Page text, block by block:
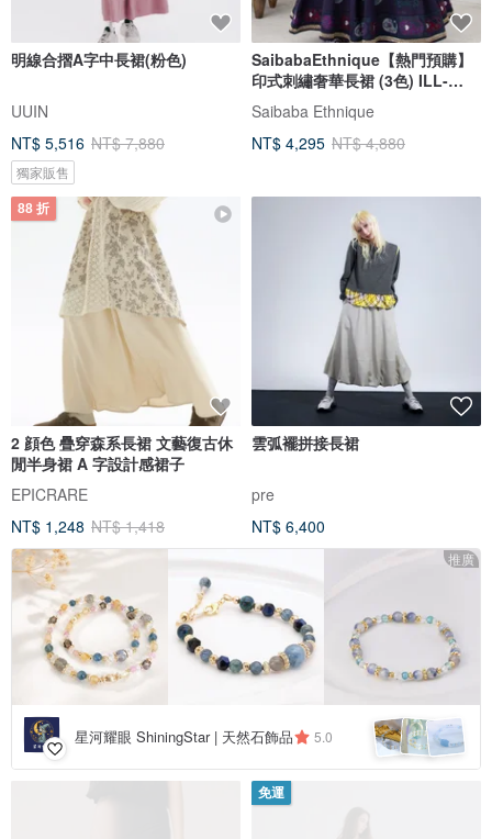
明線合摺A字中長裙(粉色)
UUIN
NT$ 5,516 NT$ 7,880
獨家販售
SaibabaEthnique【熱門預購】
印式刺繡奢華長裙 (3色) ILL-
6103
Saibaba Ethnique
NT$ 4,295 NT$ 4,880
88 折
2 顔色 疊穿森系長裙 文藝復古休
閒半身裙 A 字設計感裙子
EPICRARE
NT$ 1,248 NT$ 1,418
雲弧襬拼接長裙
pre
NT$ 6,400
推廣
星河耀眼 ShiningStar | 天然石飾品 5.0
免運